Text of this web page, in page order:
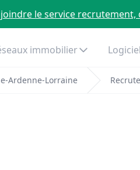
le service recrutement,
immobilier
Ardenne-Lorraine